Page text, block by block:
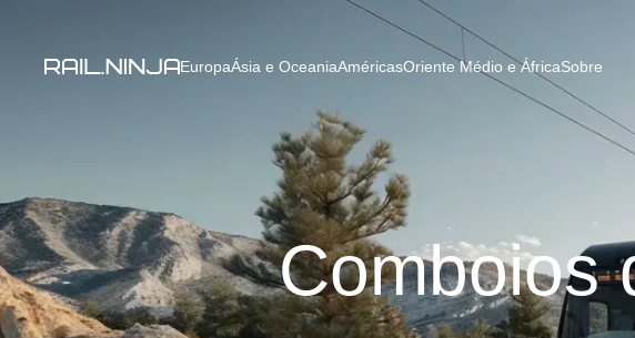
EuropaÁsia e OceaniaAméricasOriente Médio e ÁfricaSobre
Comboios